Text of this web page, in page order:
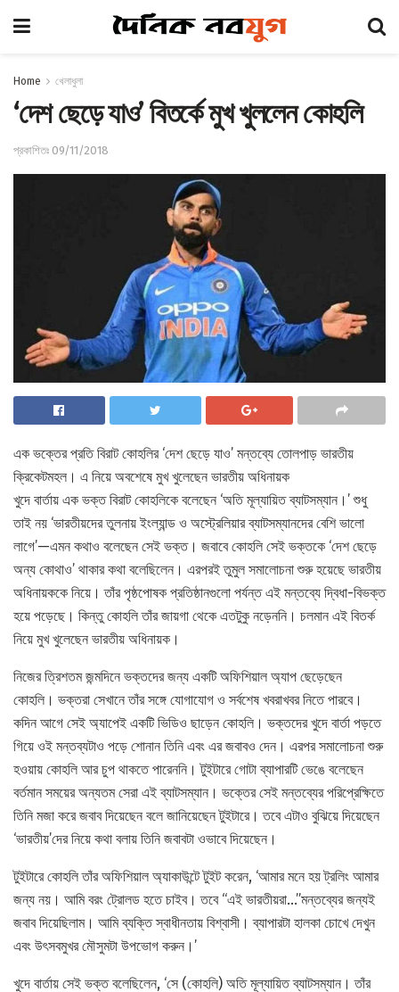
Home খেলাধুলা
‘দেশ ছেড়ে যাও’ বিতর্কে মুখ খুললেন কোহলি
প্রকাশিতঃ 09/11/2018
এক ভক্তের প্রতি বিরাট কোহলির ‘দেশ ছেড়ে যাও’ মন্তব্যে তোলপাড় ভারতীয়
ক্রিকেটমহল। এ নিয়ে অবশেষে মুখ খুলেছেন ভারতীয় অধিনায়ক
খুদে বার্তায় এক ভক্ত বিরাট কোহলিকে বলেছেন ‘অতি মূল্যায়িত ব্যাটসম্যান।’ শুধু
তাই নয় ‘ভারতীয়দের তুলনায় ইংল্যান্ড ও অস্ট্রেলিয়ার ব্যাটসম্যানদের বেশি ভালো
লাগে’—এমন কথাও বলেছেন সেই ভক্ত। জবাবে কোহলি সেই ভক্তকে ‘দেশ ছেড়ে
অন্য কোথাও’ থাকার কথা বলেছিলেন। এরপরই তুমুল সমালোচনা শুরু হয়েছে ভারতীয়
অধিনায়ককে নিয়ে। তাঁর পৃষ্ঠপোষক প্রতিষ্ঠানগুলো পর্যন্ত এই মন্তব্যে দ্বিধা-বিভক্ত
হয়ে পড়েছে। কিন্তু কোহলি তাঁর জায়গা থেকে এতটুকু নড়েননি। চলমান এই বিতর্ক
নিয়ে মুখ খুলেছেন ভারতীয় অধিনায়ক।
নিজের ত্রিশতম জন্মদিনে ভক্তদের জন্য একটি অফিশিয়াল অ্যাপ ছেড়েছেন
কোহলি। ভক্তরা সেখানে তাঁর সঙ্গে যোগাযোগ ও সর্বশেষ খবরাখবর নিতে পারবে।
কদিন আগে সেই অ্যাপেই একটি ভিডিও ছাড়েন কোহলি। ভক্তদের খুদে বার্তা পড়তে
গিয়ে ওই মন্তব্যটাও পড়ে শোনান তিনি এবং এর জবাবও দেন। এরপর সমালোচনা শুরু
হওয়ায় কোহলি আর চুপ থাকতে পারেননি। টুইটারে গোটা ব্যাপারটি ভেঙে বলেছেন
বর্তমান সময়ের অন্যতম সেরা এই ব্যাটসম্যান। ভক্তের সেই মন্তব্যের পরিপ্রেক্ষিতে
তিনি মজা করে জবাব দিয়েছেন বলে জানিয়েছেন টুইটারে। তবে এটাও বুঝিয়ে দিয়েছেন
‘ভারতীয়’দের নিয়ে কথা বলায় তিনি জবাবটা ওভাবে দিয়েছেন।
টুইটারে কোহলি তাঁর অফিশিয়াল অ্যাকাউন্টে টুইট করেন, ‘আমার মনে হয় ট্রলিং আমার
জন্য নয়। আমি বরং ট্রোলড হতে চাইব। তবে “এই ভারতীয়রা…”মন্তব্যের জন্যই
জবাব দিয়েছিলাম। আমি ব্যক্তি স্বাধীনতায় বিশ্বাসী। ব্যাপারটা হালকা চোখে দেখুন
এবং উৎসবমুখর মৌসুমটা উপভোগ করুন।’
খুদে বার্তায় সেই ভক্ত বলেছিলেন, ‘সে (কোহলি) অতি মূল্যায়িত ব্যাটসম্যান। তাঁর